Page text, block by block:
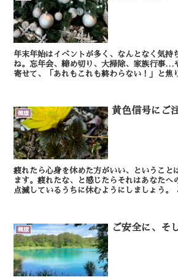
年末年始はイベントが多く、なんとなく気持
ね。忘年会、締め切り、大掃除、家族行事…
寄せて、「あれもこれも終わらない！」と焦
健康 黄色信号にご
疲れたら心身を休めた方がいい、ということ
ます。疲れたな、と感じたらそれはあなたへ
点滅しているうちに休むようにしましょう。 ところが、あまりに無
健康 ご安全に、そ